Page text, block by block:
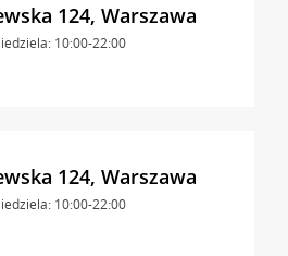
124, Warszawa
10:00-22:00
124, Warszawa
10:00-22:00